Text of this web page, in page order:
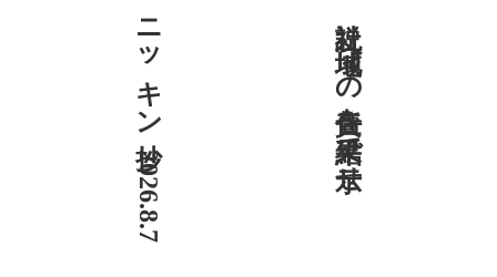
ニッキン抄 2026.8.7 社説 地域への責任を結果で示せ